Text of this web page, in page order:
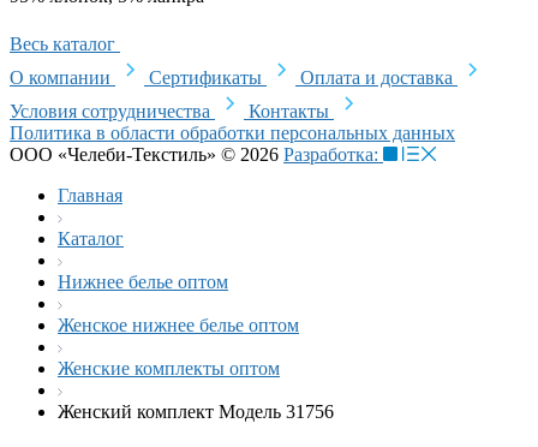
Весь каталог
О компании
Сертификаты
Оплата и доставка
Условия сотрудничества
Контакты
Политика в области обработки персональных данных
ООО «Челеби-Текстиль» © 2026 Разработка:
Главная
Каталог
Нижнее белье оптом
Женское нижнее белье оптом
Женские комплекты оптом
Женский комплект Модель 31756